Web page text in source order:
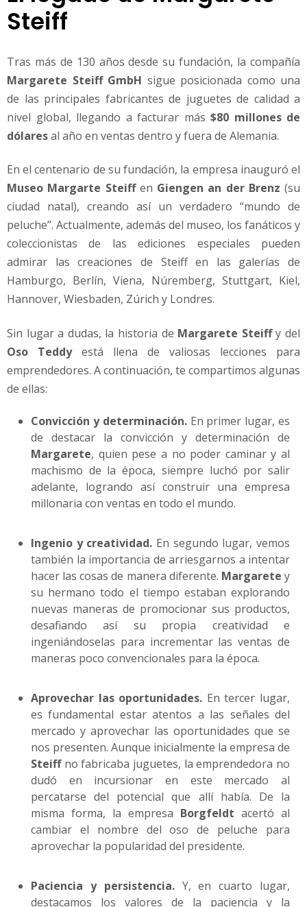
Steiff
Tras más de 130 años desde su fundación, la compañía
Margarete Steiff GmbH sigue posicionada como una
de las principales fabricantes de juguetes de calidad a
nivel global, llegando a facturar más $80 millones de
dólaresal año en ventas dentro y fuera de Alemania.
En el centenario de su fundación, la empresa inauguró el
Museo Margarte Steiffen Giengen an der Brenz (su
ciudad natal), creando así un verdadero “mundo de
peluche”. Actualmente, además del museo, los fanáticos y
coleccionistas de las ediciones especiales pueden
admirar las creaciones de Steiff en las galerías de
Hamburgo, Berlín, Viena, Núremberg, Stuttgart, Kiel,
Hannover, Wiesbaden, Zúrich y Londres.
Sin lugar a dudas, la historia de Margarete Steiffy del
Oso Teddyestá llena de valiosas lecciones para
emprendedores. A continuación, te compartimos algunas
de ellas:
Convicción y determinación.En primer lugar, es
de destacar la convicción y determinación de
Margarete, quien pese a no poder caminar y al
machismo de la época, siempre luchó por salir
adelante, logrando así construir una empresa
millonaria con ventas en todo el mundo.
Ingenio y creatividad. En segundo lugar, vemos
también la importancia de arriesgarnos a intentar
hacer las cosas de manera diferente. Margarete y
su hermano todo el tiempo estaban explorando
nuevas maneras de promocionar sus productos,
desafiando así su propia creatividad e
ingeniándoselas para incrementar las ventas de
maneras poco convencionales para la época.
Aprovechar las oportunidades. En tercer lugar,
es fundamental estar atentos a las señales del
mercado y aprovechar las oportunidades que se
nos presenten. Aunque inicialmente la empresa de
Steiffno fabricaba juguetes, la emprendedora no
dudó en incursionar en este mercado al
percatarse del potencial que allí había. De la
misma forma, la empresa Borgfeldt acertó al
cambiar el nombre del oso de peluche para
aprovechar la popularidad del presidente.
Paciencia y persistencia.Y, en cuarto lugar,
destacamos los valores de la paciencia y la